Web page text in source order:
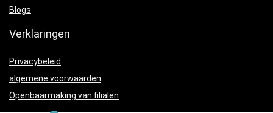
Blogs
Verklaringen
Privacybeleid
algemene voorwaarden
Openbaarmaking van filialen